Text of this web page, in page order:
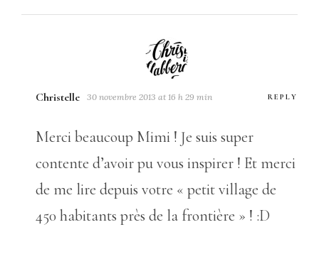
Christelle 30 novembre 2013 at 16 h 29 min REPLY
Merci beaucoup Mimi ! Je suis super
contente d’avoir pu vous inspirer ! Et merci
de me lire depuis votre « petit village de
450 habitants près de la frontière » ! :D